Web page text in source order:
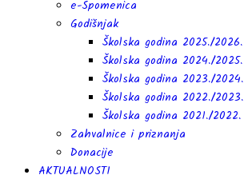
e-Spomenica
Godišnjak
Školska godina 2025./2026.
Školska godina 2024./2025.
Školska godina 2023./2024.
Školska godina 2022./2023.
Školska godina 2021./2022.
Zahvalnice i priznanja
Donacije
AKTUALNOSTI